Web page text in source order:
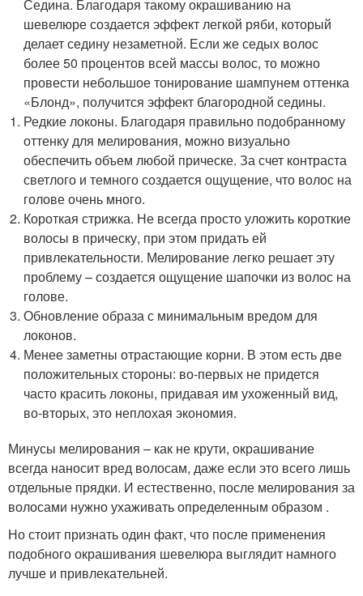
Седина. Благодаря такому окрашиванию на
шевелюре создается эффект легкой ряби, который
делает седину незаметной. Если же седых волос
более 50 процентов всей массы волос, то можно
провести небольшое тонирование шампунем оттенка
«Блонд», получится эффект благородной седины.
Редкие локоны. Благодаря правильно подобранному
оттенку для мелирования, можно визуально
обеспечить объем любой прическе. За счет контраста
светлого и темного создается ощущение, что волос на
голове очень много.
Короткая стрижка. Не всегда просто уложить короткие
волосы в прическу, при этом придать ей
привлекательности. Мелирование легко решает эту
проблему – создается ощущение шапочки из волос на
голове.
Обновление образа с минимальным вредом для
локонов.
Менее заметны отрастающие корни. В этом есть две
положительных стороны: во-первых не придется
часто красить локоны, придавая им ухоженный вид,
во-вторых, это неплохая экономия.
Минусы мелирования – как не крути, окрашивание
всегда наносит вред волосам, даже если это всего лишь
отдельные прядки. И естественно, после мелирования за
волосами нужно ухаживать определенным образом .
Но стоит признать один факт, что после применения
подобного окрашивания шевелюра выглядит намного
лучше и привлекательней.